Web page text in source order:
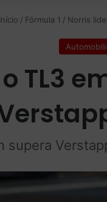
/ Fórmula 1 / Norris
TL3
supera